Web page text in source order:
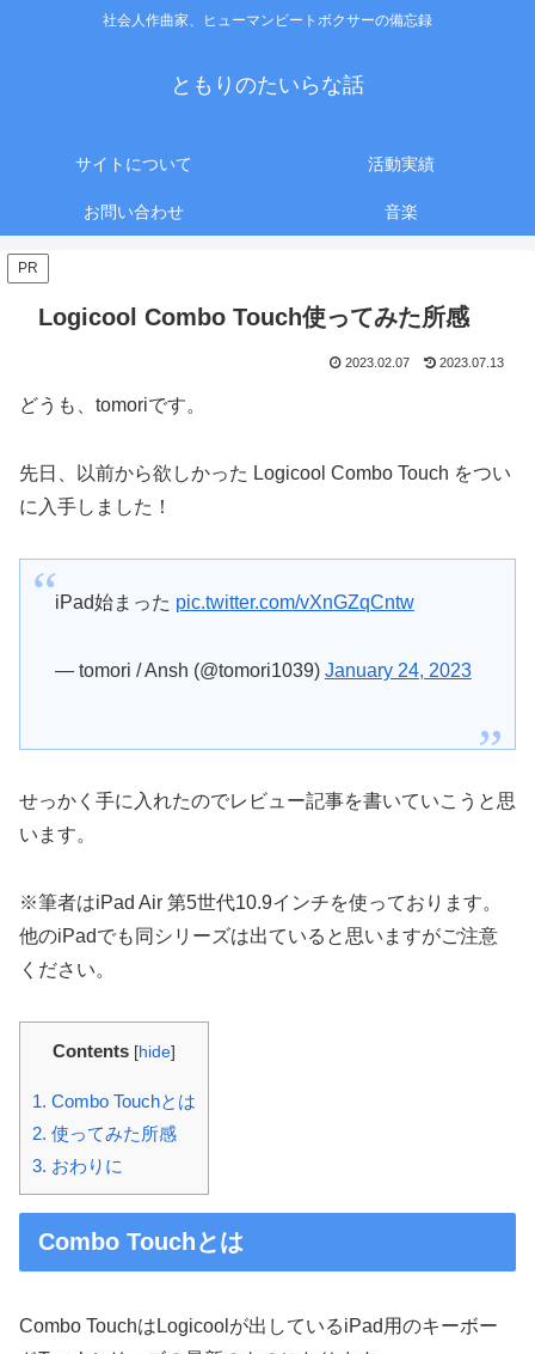
社会人作曲家、ヒューマンビートボクサーの備忘録
ともりのたいらな話
サイトについて 活動実績
お問い合わせ 音楽
PR
Logicool Combo Touch使ってみた所感
2023.02.07 2023.07.13
どうも、tomoriです。
先日、以前から欲しかった Logicool Combo Touch をつい
に入手しました！
iPad始まった pic.twitter.com/vXnGZqCntw
— tomori / Ansh (@tomori1039) January 24, 2023
せっかく手に入れたのでレビュー記事を書いていこうと思
います。
※筆者はiPad Air 第5世代10.9インチを使っております。
他のiPadでも同シリーズは出ていると思いますがご注意
ください。
Contents [hide]
1. Combo Touchとは
2. 使ってみた所感
3. おわりに
Combo Touchとは
Combo TouchはLogicoolが出しているiPad用のキーボー